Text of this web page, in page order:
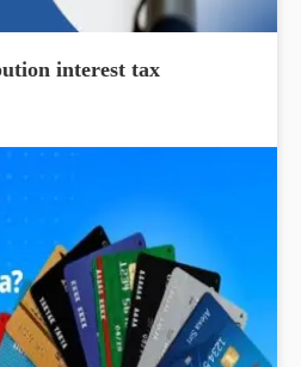
interest tax